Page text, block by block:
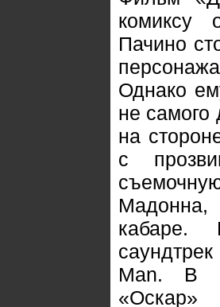
комиксу
Пачино
Однако
не самого
на
с
Мадонна,
кабаре.
Man. В